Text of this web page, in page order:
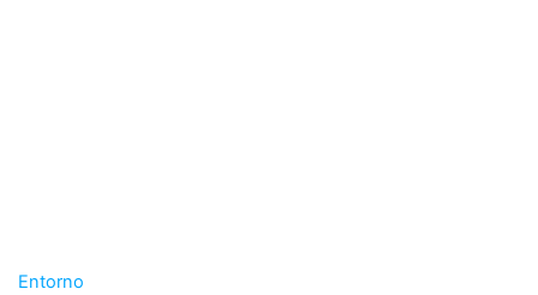
Entorno